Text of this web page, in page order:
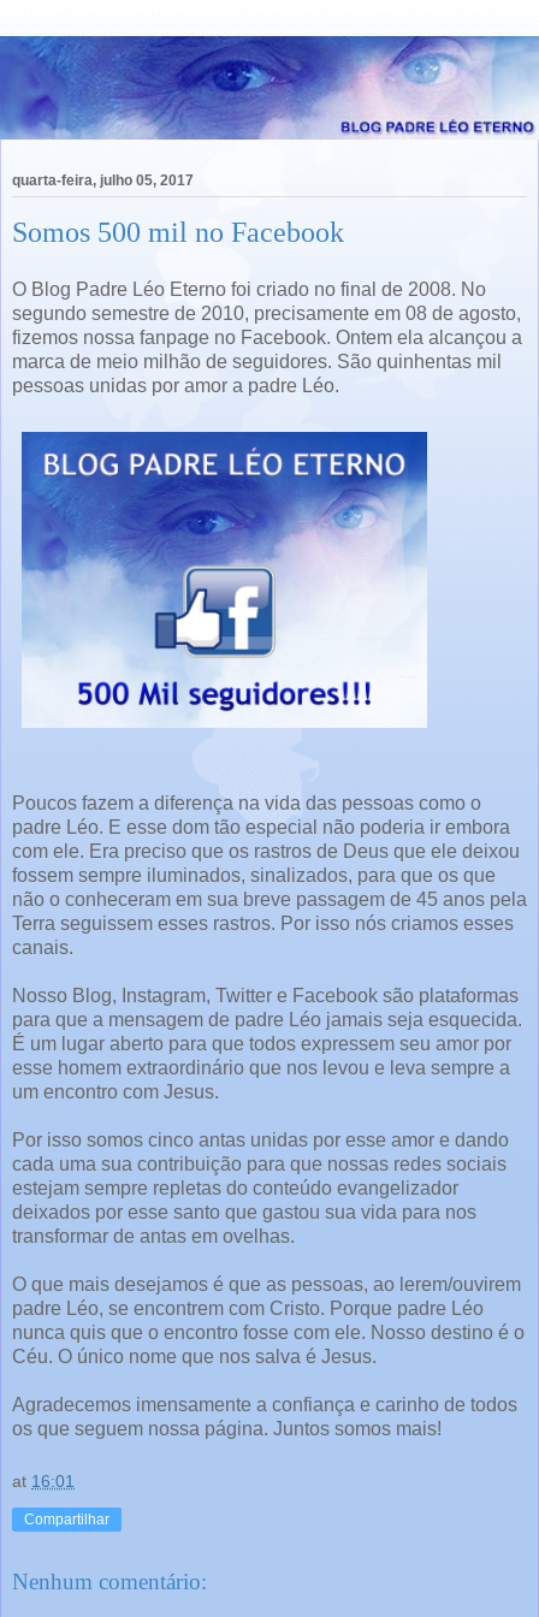
quarta-feira, julho 05, 2017
Somos 500 mil no Facebook
O Blog Padre Léo Eterno foi criado no final de 2008. No
segundo semestre de 2010, precisamente em 08 de agosto,
fizemos nossa fanpage no Facebook. Ontem ela alcançou a
marca de meio milhão de seguidores. São quinhentas mil
pessoas unidas por amor a padre Léo.
Poucos fazem a diferença na vida das pessoas como o
padre Léo. E esse dom tão especial não poderia ir embora
com ele. Era preciso que os rastros de Deus que ele deixou
fossem sempre iluminados, sinalizados, para que os que
não o conheceram em sua breve passagem de 45 anos pela
Terra seguissem esses rastros. Por isso nós criamos esses
canais.
Nosso Blog, Instagram, Twitter e Facebook são plataformas
para que a mensagem de padre Léo jamais seja esquecida.
É um lugar aberto para que todos expressem seu amor por
esse homem extraordinário que nos levou e leva sempre a
um encontro com Jesus.
Por isso somos cinco antas unidas por esse amor e dando
cada uma sua contribuição para que nossas redes sociais
estejam sempre repletas do conteúdo evangelizador
deixados por esse santo que gastou sua vida para nos
transformar de antas em ovelhas.
O que mais desejamos é que as pessoas, ao lerem/ouvirem
padre Léo, se encontrem com Cristo. Porque padre Léo
nunca quis que o encontro fosse com ele. Nosso destino é o
Céu. O único nome que nos salva é Jesus.
Agradecemos imensamente a confiança e carinho de todos
os que seguem nossa página. Juntos somos mais!
at 16:01
Compartilhar
Nenhum comentário: